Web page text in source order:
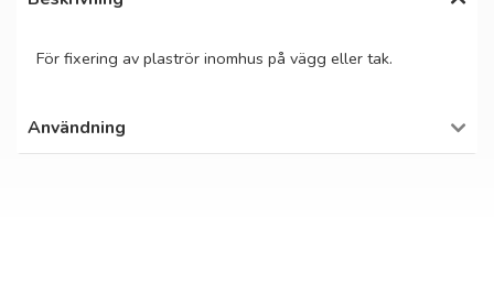
För fixering av plaströr inomhus på vägg eller tak.
Användning